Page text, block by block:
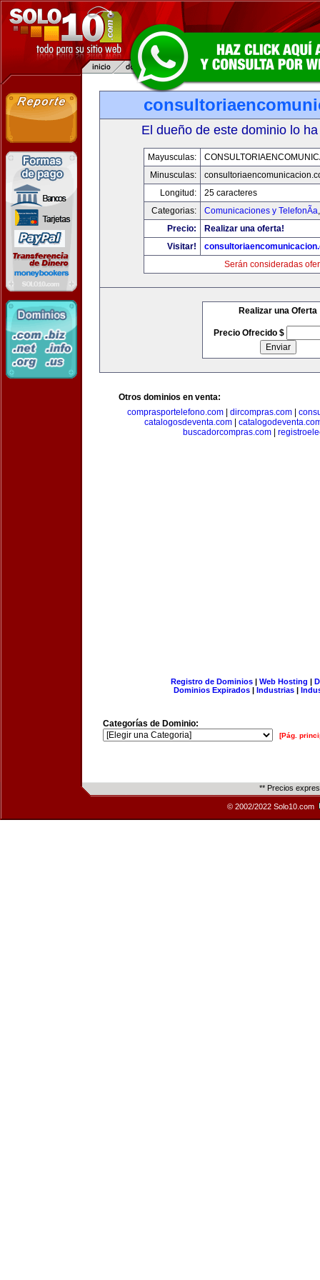
El dueño de este dominio lo
Mayusculas:
Minusculas:
Longitud:
25 caracteres
Categorias:
Comunicaciones y TelefonÃ­a
Precio:
Realizar una oferta!
Visitar!
Serán consideradas
Realizar una Oferta
Precio Ofrecido $
Otros dominios en venta:
comprasportelefono.com
dircompras.com
catalogosdeventa.com
buscadorcompras.com
Registro de Dominios| Web Hosting |
Dominios Expirados | Industrias |
Categorías de Dominio:
[Pág.
** Precios
© 2002/2022 Solo10.com